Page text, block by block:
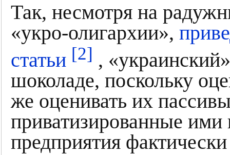
Так, несмотря на
«укро-олигархии»,
статьи [2] ,
шоколаде, поскольку
же оценивать их
приватизированные
предприятия